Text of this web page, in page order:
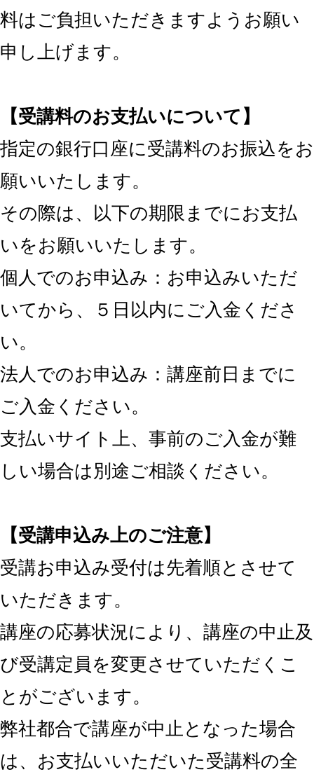
料はご負担いただきますようお願い
申し上げます。
【受講料のお支払いについて】
指定の銀行口座に受講料のお振込をお
願いいたします。
その際は、以下の期限までにお支払
いをお願いいたします。
個人でのお申込み：お申込みいただ
いてから、５日以内にご入金くださ
い。
法人でのお申込み：講座前日までに
ご入金ください。
支払いサイト上、事前のご入金が難
しい場合は別途ご相談ください。
【受講申込み上のご注意】
受講お申込み受付は先着順とさせて
いただきます。
講座の応募状況により、講座の中止及
び受講定員を変更させていただくこ
とがございます。
弊社都合で講座が中止となった場合
は、お支払いいただいた受講料の全